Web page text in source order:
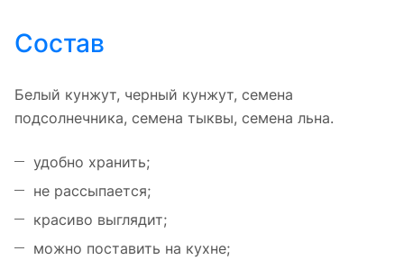
Состав
Белый кунжут, черный кунжут, семена
подсолнечника, семена тыквы, семена льна.
удобно хранить;
не рассыпается;
красиво выглядит;
можно поставить на кухне;